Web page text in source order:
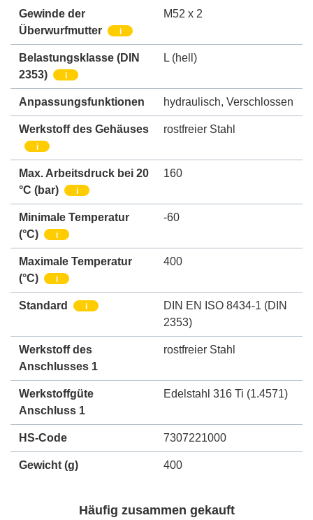
Gewinde der
Überwurfmutter
i
M52 x 2
Belastungsklasse (DIN
2353)
i
L (hell)
Anpassungsfunktionen hydraulisch, Verschlossen
Werkstoff des Gehäuses
i
rostfreier Stahl
Max. Arbeitsdruck bei 20
°C (bar)
i
160
Minimale Temperatur
(°C)
i
-60
Maximale Temperatur
(°C)
i
400
Standard i
DIN EN ISO 8434-1 (DIN
2353)
Werkstoff des
Anschlusses 1
rostfreier Stahl
Werkstoffgüte
Anschluss 1
Edelstahl 316 Ti (1.4571)
HS-Code 7307221000
Gewicht (g) 400
Häufig zusammen gekauft